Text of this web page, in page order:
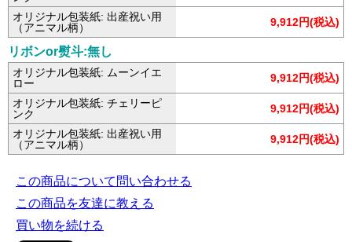
オリジナル包装紙: 出産祝い用
（アニマル柄）
9,912円(税込)
リボンor熨斗:無し
オリジナル包装紙: ムーンイエ
ロー
9,912円(税込)
オリジナル包装紙: チェリーピ
ンク
9,912円(税込)
オリジナル包装紙: 出産祝い用
（アニマル柄）
9,912円(税込)
この商品について問い合わせる
この商品を友達に教える
買い物を続ける